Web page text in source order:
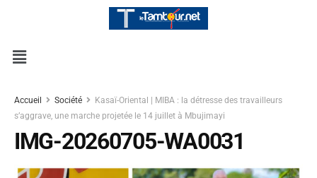
Accueil Société
Kasaï-Oriental | MIBA : la détresse des travailleurs
s’aggrave, une marche projetée le 14 juillet à Mbujimayi
IMG-20260705-WA0031